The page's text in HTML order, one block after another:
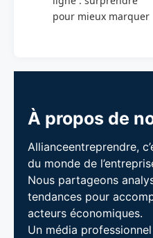
pour mieux marquer
À propos de
Allianceentreprendre,
du monde de
Nous partageons
tendances pour
acteurs économiques.
Un média